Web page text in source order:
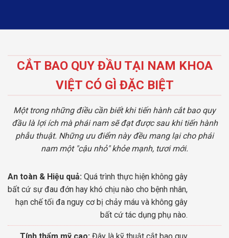
CẮT BAO QUY ĐẦU TẠI NAM KHOA
VIỆT CÓ GÌ ĐẶC BIỆT
Một trong những điều cần biết khi tiến hành cắt bao quy
đầu là lợi ích mà phái nam sẽ đạt được sau khi tiến hành
phẫu thuật. Những ưu điểm này đều mang lại cho phái
nam một "cậu nhỏ" khỏe mạnh, tươi mới.
An toàn & Hiệu quả: Quá trình thực hiện không gây
bất cứ sự đau đớn hay khó chịu nào cho bệnh nhân,
hạn chế tối đa nguy cơ bị chảy máu và không gây
bất cứ tác dụng phụ nào.